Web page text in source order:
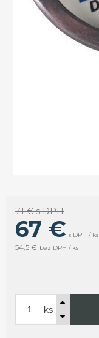
71 €s DPH
67 € s DPH / ks
54,5 € bez DPH / ks
ks